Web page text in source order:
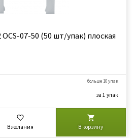
07-50 (50 шт/упак) плоская
больше 10 упак
за 1 упак
В желания В корзину